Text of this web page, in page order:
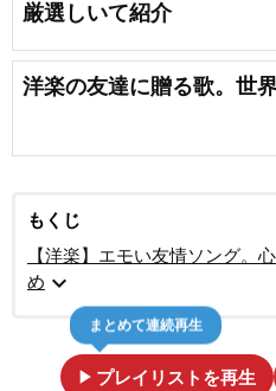
厳選しいて紹介
洋楽の友達に贈る歌。世
もくじ
【洋楽】エモい友情ソング。
め expand_more
play_arrow プレイリストを再生
まとめて連続再生